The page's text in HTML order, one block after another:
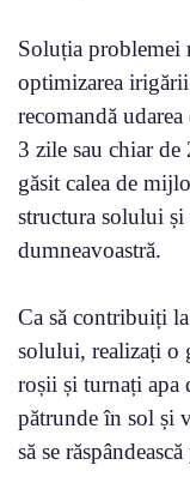
Soluția problemei
optimizarea
recomandă
3 zile sau chiar
găsit calea de
structura solului și
dumneavoastră.
Ca să contribuiți
solului, realizați o
roșii și turnați apa
pătrunde în sol și
să se